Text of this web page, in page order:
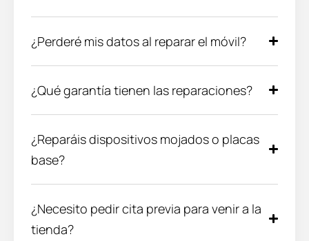
¿Perderé mis datos al reparar el móvil?
¿Qué garantía tienen las reparaciones?
¿Reparáis dispositivos mojados o placas
base?
¿Necesito pedir cita previa para venir a la
tienda?